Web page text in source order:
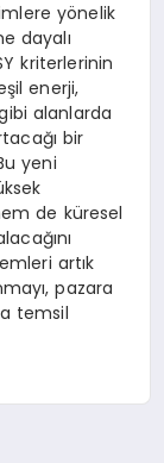
yönelik
dayalı
kriterlerinin
enerji,
alanlarda
bir
yeni
de küresel
artık
pazara
temsil